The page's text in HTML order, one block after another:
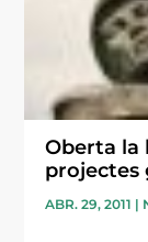
Oberta la
projectes
ABR. 29, 2011 |